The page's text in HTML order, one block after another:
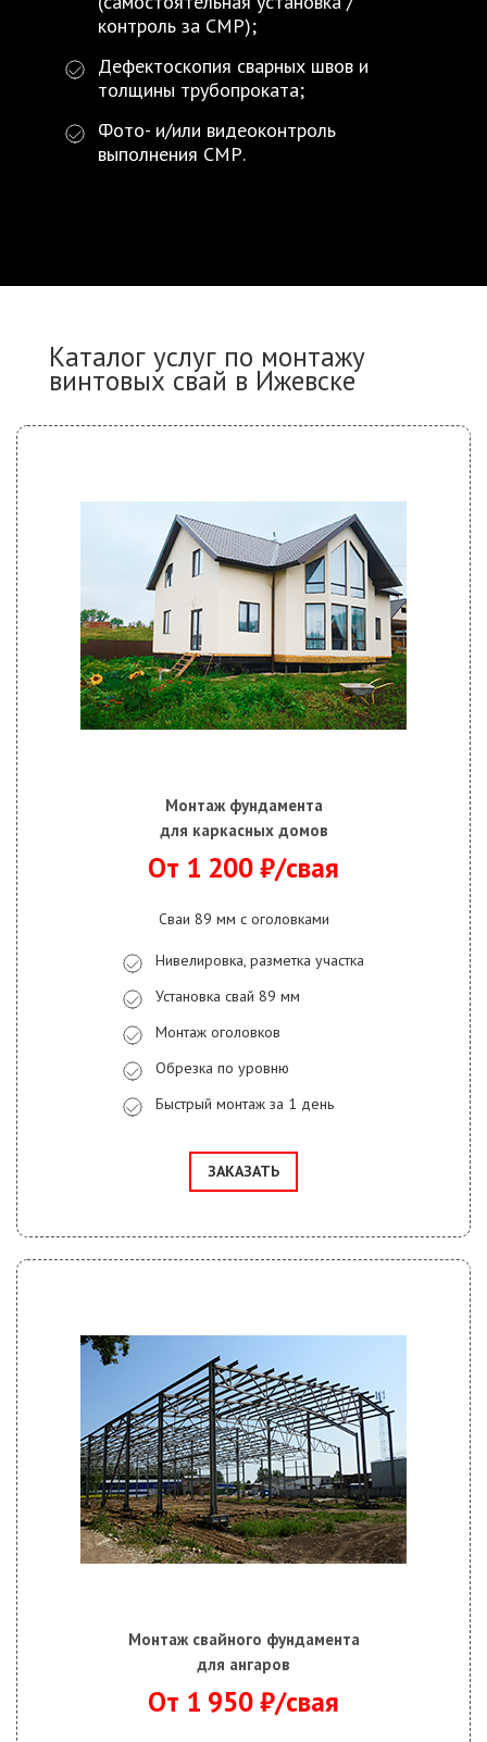
контроль за СМР);
Дефектоскопия сварных швов и
толщины трубопроката;
Фото- и/или видеоконтроль
выполнения СМР.
Каталог услуг по монтажу
винтовых свай в Ижевске
Монтаж фундамента
для каркасных домов
От 1 200 ₽/свая
Сваи 89 мм с оголовками
Нивелировка, разметка участка
Установка свай 89 мм
Монтаж оголовков
Обрезка по уровню
Быстрый монтаж за 1 день
ЗАКАЗАТЬ
Монтаж свайного фундамента
для ангаров
От 1 950 ₽/свая